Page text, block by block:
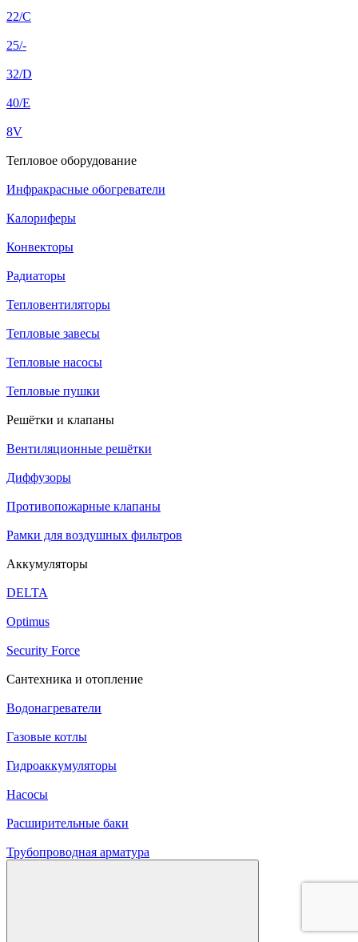
22/C
25/-
32/D
40/E
8V
Тепловое оборудование
Инфракрасные обогреватели
Калориферы
Конвекторы
Радиаторы
Тепловентиляторы
Тепловые завесы
Тепловые насосы
Тепловые пушки
Решётки и клапаны
Вентиляционные решётки
Диффузоры
Противопожарные клапаны
Рамки для воздушных фильтров
Аккумуляторы
DELTA
Optimus
Security Force
Сантехника и отопление
Водонагреватели
Газовые котлы
Гидроаккумуляторы
Насосы
Расширительные баки
Трубопроводная арматура